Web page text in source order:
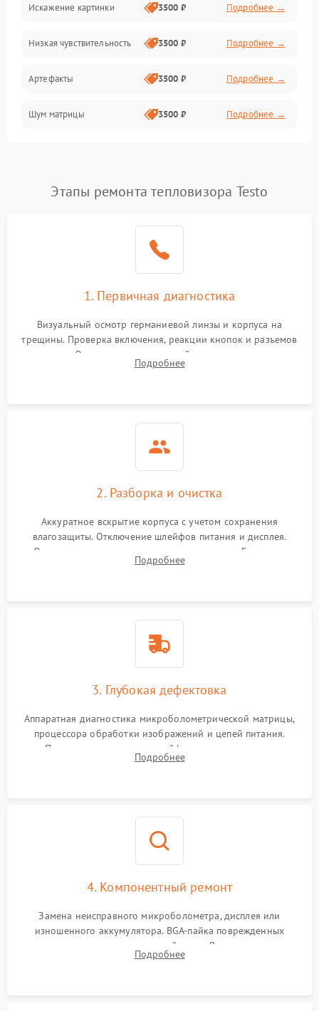
Электропитание
Измерения
Матрица
Проблемы питания
Сбои коммуникаций и интерфейсов
Экран (дисплей)
Искажение картинки 3500 ₽ Подробнее →
Низкая чувствительность 3500 ₽ Подробнее →
Артефакты 3500 ₽ Подробнее →
Шум матрицы 3500 ₽ Подробнее →
Этапы ремонта тепловизора Testo
1. Первичная диагностика
Визуальный осмотр германиевой линзы и корпуса на
трещины. Проверка включения, реакции кнопок и разъемов
зарядки. Оценка вывода тепловой сигнатуры на экран,
проверка базовых функций и считывание системных
Подробнее
2. Разборка и очистка
Аккуратное вскрытие корпуса с учетом сохранения
влагозащиты. Отключение шлейфов питания и дисплея.
Очистка внутренних плат от окислов и пыли. Бережная
обработка германиевого объектива специализированными
Подробнее
3. Глубокая дефектовка
Аппаратная диагностика микроболометрической матрицы,
процессора обработки изображений и цепей питания.
Проверка целостности шлейфов, модуля памяти и
интерфейсов связи. Выявление сгоревших SMD-компонентов
Подробнее
4. Компонентный ремонт
Замена неисправного микроболометра, дисплея или
изношенного аккумулятора. BGA-пайка поврежденных
контроллеров на материнской плате. Восстановление
разъемов и кнопок, замена поврежденных элементов
Подробнее